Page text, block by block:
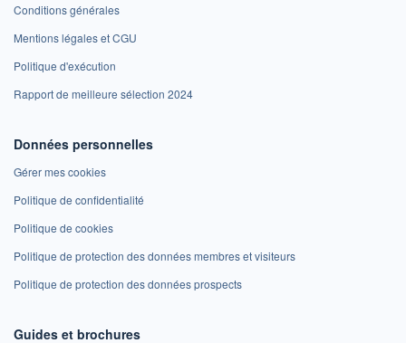
Conditions générales
Mentions légales et CGU
Politique d'exécution
Rapport de meilleure sélection 2024
Données personnelles
Gérer mes cookies
Politique de confidentialité
Politique de cookies
Politique de protection des données membres et visiteurs
Politique de protection des données prospects
Guides et brochures